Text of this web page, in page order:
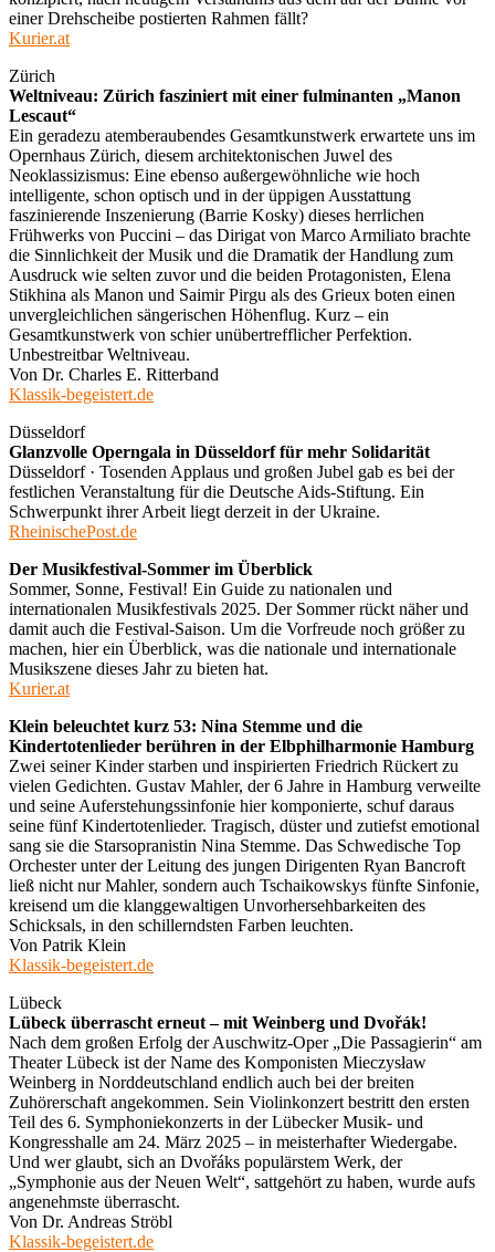
einer Drehscheibe postierten Rahmen fällt?
Kurier.at
Zürich
Weltniveau: Zürich fasziniert mit einer fulminanten „Manon
Lescaut“
Ein geradezu atemberaubendes Gesamtkunstwerk erwartete uns im
Opernhaus Zürich, diesem architektonischen Juwel des
Neoklassizismus: Eine ebenso außergewöhnliche wie hoch
intelligente, schon optisch und in der üppigen Ausstattung
faszinierende Inszenierung (Barrie Kosky) dieses herrlichen
Frühwerks von Puccini – das Dirigat von Marco Armiliato brachte
die Sinnlichkeit der Musik und die Dramatik der Handlung zum
Ausdruck wie selten zuvor und die beiden Protagonisten, Elena
Stikhina als Manon und Saimir Pirgu als des Grieux boten einen
unvergleichlichen sängerischen Höhenflug. Kurz – ein
Gesamtkunstwerk von schier unübertrefflicher Perfektion.
Unbestreitbar Weltniveau.
Von Dr. Charles E. Ritterband
Klassik-begeistert.de
Düsseldorf
Glanzvolle Operngala in Düsseldorf für mehr Solidarität
Düsseldorf · Tosenden Applaus und großen Jubel gab es bei der
festlichen Veranstaltung für die Deutsche Aids-Stiftung. Ein
Schwerpunkt ihrer Arbeit liegt derzeit in der Ukraine.
RheinischePost.de
Der Musikfestival-Sommer im Überblick
Sommer, Sonne, Festival! Ein Guide zu nationalen und
internationalen Musikfestivals 2025. Der Sommer rückt näher und
damit auch die Festival-Saison. Um die Vorfreude noch größer zu
machen, hier ein Überblick, was die nationale und internationale
Musikszene dieses Jahr zu bieten hat.
Kurier.at
Klein beleuchtet kurz 53: Nina Stemme und die
Kindertotenlieder berühren in der Elbphilharmonie Hamburg
Zwei seiner Kinder starben und inspirierten Friedrich Rückert zu
vielen Gedichten. Gustav Mahler, der 6 Jahre in Hamburg verweilte
und seine Auferstehungssinfonie hier komponierte, schuf daraus
seine fünf Kindertotenlieder. Tragisch, düster und zutiefst emotional
sang sie die Starsopranistin Nina Stemme. Das Schwedische Top
Orchester unter der Leitung des jungen Dirigenten Ryan Bancroft
ließ nicht nur Mahler, sondern auch Tschaikowskys fünfte Sinfonie,
kreisend um die klanggewaltigen Unvorhersehbarkeiten des
Schicksals, in den schillerndsten Farben leuchten.
Von Patrik Klein
Klassik-begeistert.de
Lübeck
Lübeck überrascht erneut – mit Weinberg und Dvořák!
Nach dem großen Erfolg der Auschwitz-Oper „Die Passagierin“ am
Theater Lübeck ist der Name des Komponisten Mieczysław
Weinberg in Norddeutschland endlich auch bei der breiten
Zuhörerschaft angekommen. Sein Violinkonzert bestritt den ersten
Teil des 6. Symphoniekonzerts in der Lübecker Musik- und
Kongresshalle am 24. März 2025 – in meisterhafter Wiedergabe.
Und wer glaubt, sich an Dvořáks populärstem Werk, der
„Symphonie aus der Neuen Welt“, sattgehört zu haben, wurde aufs
angenehmste überrascht.
Von Dr. Andreas Ströbl
Klassik-begeistert.de